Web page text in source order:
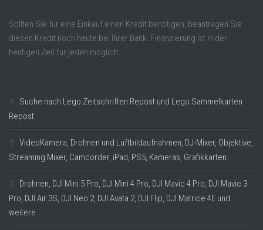
Sollten Sie für eine Einkauf einen Kredit benötigen, beantragen Sie
diesen Kredit noch heute bei Ihrer Bank. Finanzierung ist in der
heutigen Zeit für jeden möglich.
Suche nach Lego Zeitschriften Repost und Lego Sammelkarten
Repost
VideoKamera, Drohnen und Luftbildaufnahmen, DJ-Mixer, Objektive,
Streaming Mixer, Camcorder, iPad, PS5, Kameras, Grafikkarten.
Drohnen, DJI Mini 5 Pro, DJI Mini 4 Pro, DJI Mavic 4 Pro, DJI Mavic 3
Pro, DJI Air 3S, DJI Neo 2, DJI Avata 2, DJI Flip, DJI Matrice 4E und
weitere